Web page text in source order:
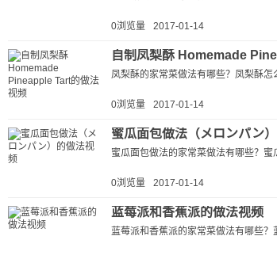
0浏览量 2017-01-14
自制凤梨酥 Homemade
凤梨酥的家常菜做法有哪些？凤梨酥
0浏览量 2017-01-14
蜜瓜面包做法（メロンパン
蜜瓜面包做法的家常菜做法有哪些？
0浏览量 2017-01-14
蓝莓派和香蕉派的做法视频
蓝莓派和香蕉派的家常菜做法有哪些